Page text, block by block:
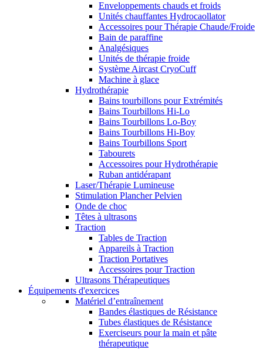
Enveloppements chauds et froids
Unités chauffantes Hydrocaollator
Accessoires pour Thérapie Chaude/Froide
Bain de paraffine
Analgésiques
Unités de thérapie froide
Système Aircast CryoCuff
Machine à glace
Hydrothérapie
Bains tourbillons pour Extrémités
Bains Tourbillons Hi-Lo
Bains Tourbillons Lo-Boy
Bains Tourbillons Hi-Boy
Bains Tourbillons Sport
Tabourets
Accessoires pour Hydrothérapie
Ruban antidérapant
Laser/Thérapie Lumineuse
Stimulation Plancher Pelvien
Onde de choc
Têtes à ultrasons
Traction
Tables de Traction
Appareils à Traction
Traction Portatives
Accessoires pour Traction
Ultrasons Thérapeutiques
Équipements d'exercices
Matériel d’entraînement
Bandes élastiques de Résistance
Tubes élastiques de Résistance
Exerciseurs pour la main et pâte
thérapeutique